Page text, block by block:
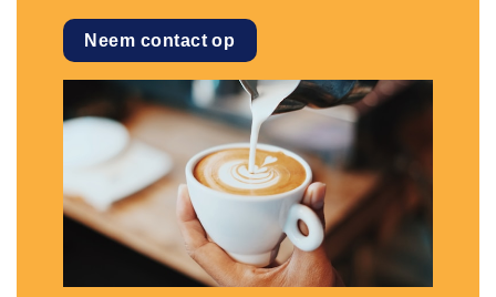
Neem contact op